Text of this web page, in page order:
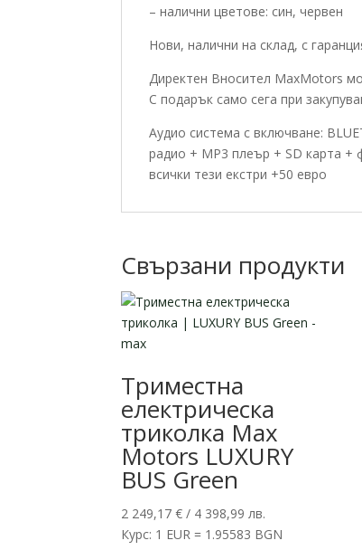
– налични цветове: син, червен
Нови, налични на склад, с
Директен Вносител MaxMotors
С подарък само сега при
Аудио система с включване:
радио + MP3 плеър + SD карта
всички тези екстри +50 евро
Свързани продукти
Триместна
електрическа
триколка Max
Motors LUXURY
BUS Green
2 249,17€ / 4 398,99 лв.
Курс: 1 EUR = 1.95583 BGN